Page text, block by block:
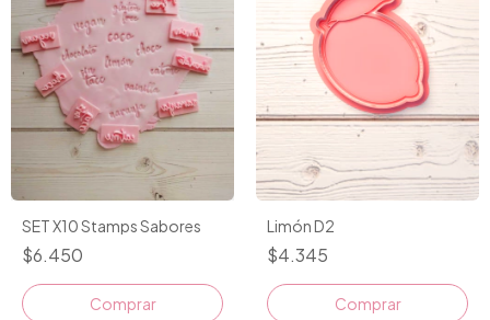
SET X10 Stamps Sabores
$6.450
Limón D2
$4.345
Comprar